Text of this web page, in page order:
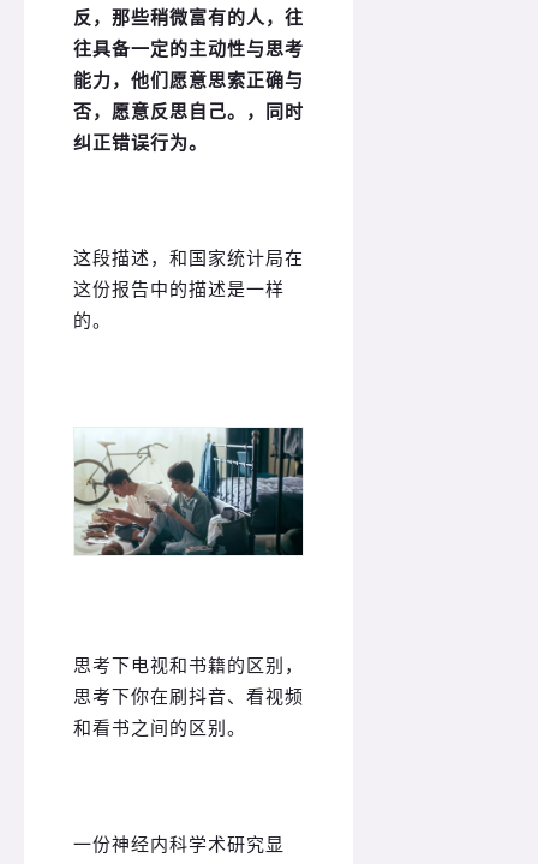
反，那些稍微富有的人，往
往具备一定的主动性与思考
能力，他们愿意思索正确与
否，愿意反思自己。，同时
纠正错误行为。
这段描述，和国家统计局在
这份报告中的描述是一样
的。
思考下电视和书籍的区别，
思考下你在刷抖音、看视频
和看书之间的区别。
一份神经内科学术研究显